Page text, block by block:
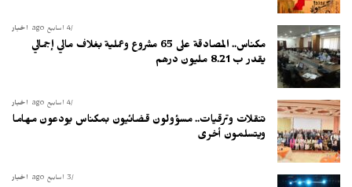
أخبار 4 أسابيع ago
مكناس.. المصادقة على 65 مشروع وعملية بغلاف مالي إجمالي
يقدر ب 8.21 مليون درهم
أخبار 4 أسابيع ago
تنقلات وترقيات.. مسؤولون قضائيون بمكناس يودعون مهاما
ويتسلمون أخرى
أخبار 3 أسابيع ago